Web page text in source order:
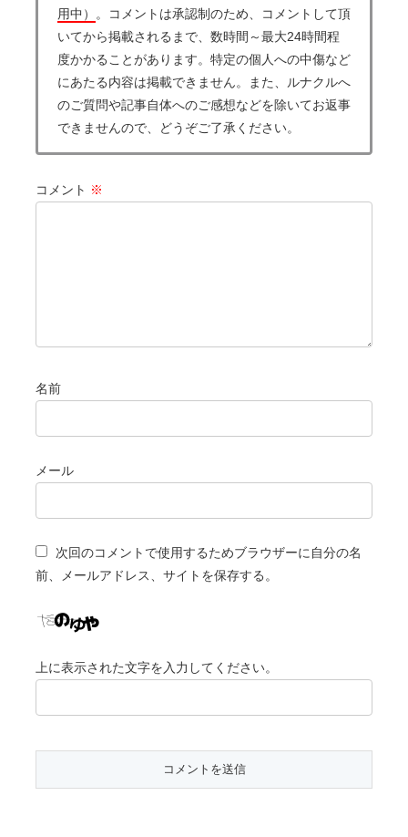
用中） 。コメントは承認制のため、コメントして頂
いてから掲載されるまで、数時間～最大24時間程
度かかることがあります。特定の個人への中傷など
にあたる内容は掲載できません。また、ルナクルへ
のご質問や記事自体へのご感想などを除いてお返事
できませんので、どうぞご了承ください。
コメント ※
名前
メール
次回のコメントで使用するためブラウザーに自分の名
前、メールアドレス、サイトを保存する。
上に表示された文字を入力してください。